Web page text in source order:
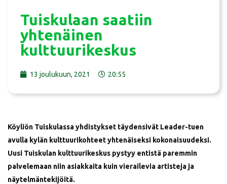
Tuiskulaan saatiin
yhtenäinen
kulttuurikeskus
13 joulukuun, 2021 20:55
Köyliön Tuiskulassa yhdistykset täydensivät Leader-tuen
avulla kylän kulttuurikohteet yhtenäiseksi kokonaisuudeksi.
Uusi Tuiskulan kulttuurikeskus pystyy entistä paremmin
palvelemaan niin asiakkaita kuin vierailevia artisteja ja
näytelmäntekijöitä.